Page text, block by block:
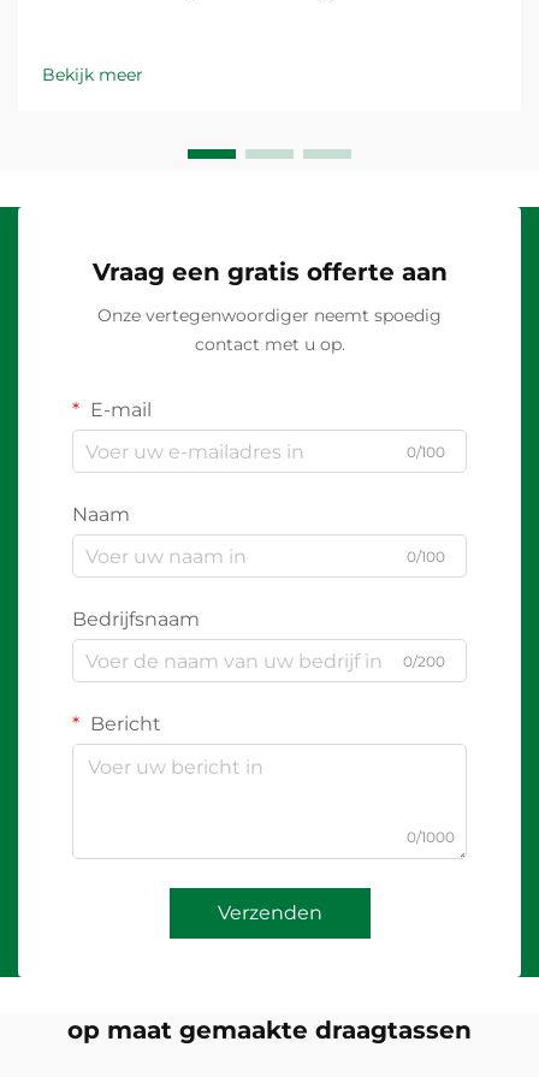
Bekijk meer
Vraag een gratis offerte aan
Onze vertegenwoordiger neemt spoedig
contact met u op.
E-mail
0/100
Naam
0/100
Bedrijfsnaam
0/200
Bericht
0/1000
Verzenden
op maat gemaakte draagtassen